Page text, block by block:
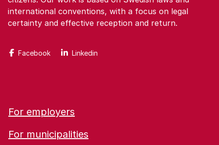
international conventions, with a focus on legal
certainty and effective reception and return.
Facebook Linkedin
For employers
For municipalities